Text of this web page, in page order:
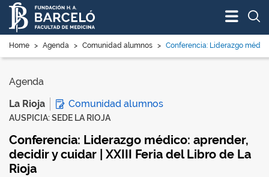
Home > Agenda > Comunidad alumnos > Conferencia: Liderazgo
Agenda
La Rioja
Comunidad alumnos
AUSPICIA: SEDE LA RIOJA
Conferencia: Liderazgo médico: aprender,
decidir y cuidar | XXIII Feria del Libro de La
Rioja